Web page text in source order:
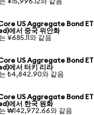
¥15,996.12와 같음
US Aggregate Bond
에서 중국 위안화
¥685.11와 같음
US Aggregate Bond
에서 터키 리라
₺4,842.90와 같음
US Aggregate Bond
에서 한국 원화
₩142,972.66와 같음